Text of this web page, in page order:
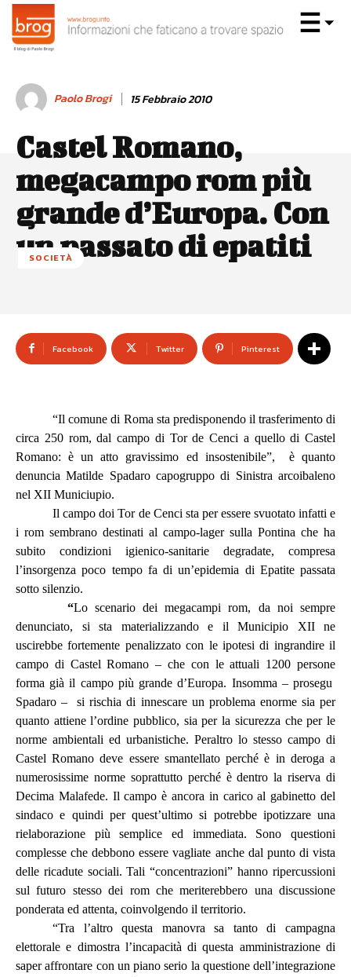
Paolo Brogi 15 Febbraio 2010
Castel Romano,
megacampo rom più
grande d’Europa. Con
un passato di epatiti
SOCIETÀ
Facebook Twitter Pinterest
“Il comune di Roma sta predisponendo il trasferimento di
circa 250 rom, dal campo di Tor de Cenci a quello di Castel
Romano: è un atto gravissimo ed insostenibile”, è quanto
denuncia Matilde Spadaro capogruppo di Sinistra arcoibaleno
nel XII Municiupio.
Il campo doi Tor de Cenci sta per essere svuotato infatti e
i rom sembrano destinati al campo-lager sulla Pontina che ha
subito condizioni igienico-sanitarie degradate, compresa
l’insorgenza poco tempo fa di un’epidemia di Epatite passata
sotto silenzio.
“Lo scenario dei megacampi rom, da noi sempre
denunciato, si sta materializzando e il Municipio XII ne
uscirebbe fortemente penalizzato con le ipotesi di ingrandire il
campo di Castel Romano – che con le attuali 1200 persone
forma già il campo più grande d’Europa. Insomma – prosegu
Spadaro – si rischia di innescare un problema enorme sia per
quanto attiene l’ordine pubblico, sia per la sicurezza che per le
norme ambientali ed urbanistiche. Peraltro lo stesso campo di
Castel Romano deve essere smantellato perché è in deroga a
numerosissime norme soprattutto perché è dentro la riserva di
Decima Malafede. Il campo è ancora in carico al gabinetto del
sindaco e quindi per quest’ultimo si potrebbe ipotizzare una
rielaborazione più semplice ed immediata. Sono questioni
complesse che debbono essere vagliate anche dal punto di vista
delle ricadute sociali. Tali “concentrazioni” hanno ripercussioni
sul futuro stesso dei rom che meriterebbero una discussione
ponderata ed attenta, coinvolgendo il territorio.
“Tra l’altro questa manovra sa tanto di campagna
elettorale e dimostra l’incapacità di questa amministrazione di
saper affrontare con un piano serio la questione dell’integrazione